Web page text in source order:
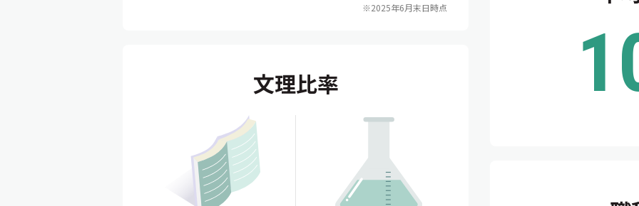
※2025年6月末日時点
文理比率